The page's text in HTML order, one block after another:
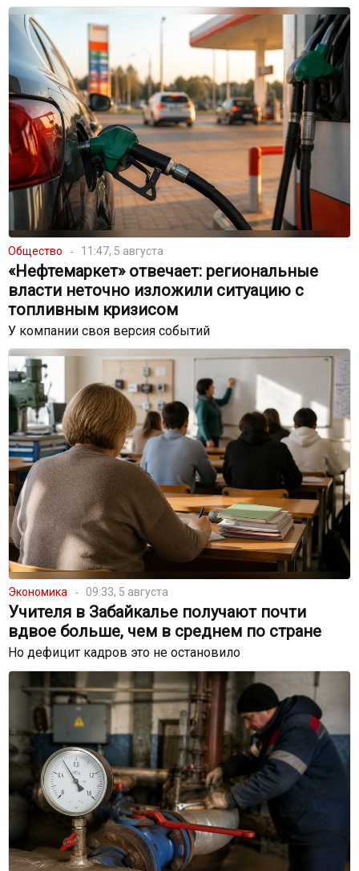
Общество 11:47, 5 августа
«Нефтемаркет» отвечает: региональные
власти неточно изложили ситуацию с
топливным кризисом
У компании своя версия событий
Экономика 09:33, 5 августа
Учителя в Забайкалье получают почти
вдвое больше, чем в среднем по стране
Но дефицит кадров это не остановило